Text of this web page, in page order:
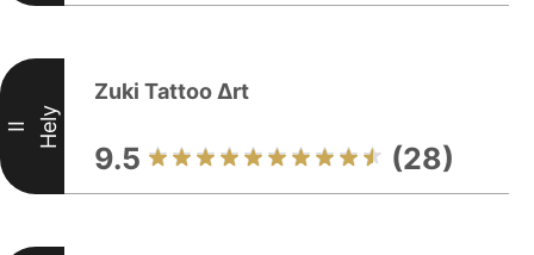
II Hely
Zuki Tattoo ∆rt
9.5 (28)